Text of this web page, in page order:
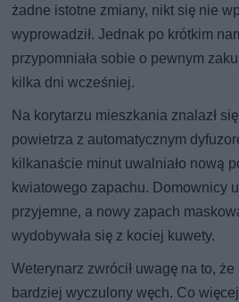
żadne istotne zmiany, nikt się nie
wyprowadził. Jednak po krótkim
przypomniała sobie o pewnym
kilka dni wcześniej.
Na korytarzu mieszkania znalazł
powietrza z automatycznym
kilkanaście minut uwalniało nową
kwiatowego zapachu. Domownicy
przyjemne, a nowy zapach
wydobywała się z kociej kuwety.
Weterynarz zwrócił uwagę na to,
bardziej wyczulony węch. Co